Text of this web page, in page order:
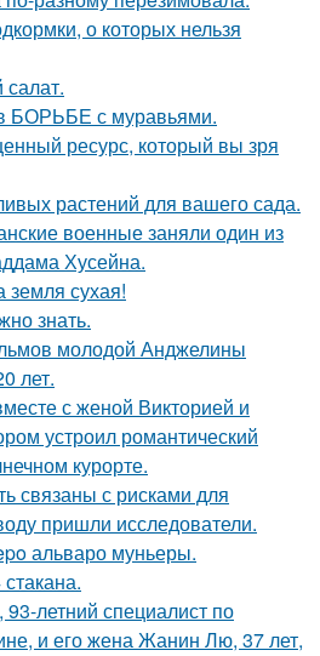
о которых нельзя
салат.
БОРЬБЕ с муравьями.
ресурс, который вы зря
растений для вашего сада.
военные заняли один из
Хусейна.
земля сухая!
знать.
молодой Анджелины
лет.
с женой Викторией и
устроил романтический
курорте.
связаны с рисками для
пришли исследователи.
альваро муньеры.
летний специалист по
и его жена Жанин Лю, 37 лет,